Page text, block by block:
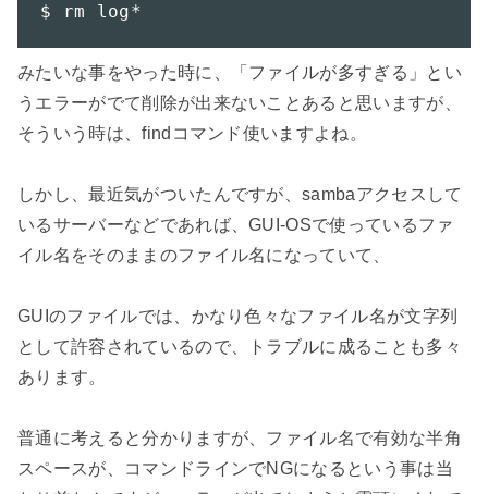
$ rm log*
みたいな事をやった時に、「ファイルが多すぎる」とい
うエラーがでて削除が出来ないことあると思いますが、
そういう時は、findコマンド使いますよね。
しかし、最近気がついたんですが、sambaアクセスして
いるサーバーなどであれば、GUI-OSで使っているファ
イル名をそのままのファイル名になっていて、
GUIのファイルでは、かなり色々なファイル名が文字列
として許容されているので、トラブルに成ることも多々
あります。
普通に考えると分かりますが、ファイル名で有効な半角
スペースが、コマンドラインでNGになるという事は当